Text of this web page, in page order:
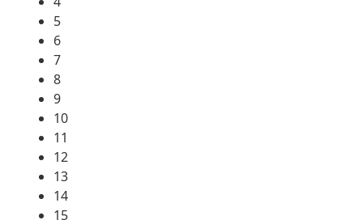
5
6
7
8
9
10
11
12
13
14
15